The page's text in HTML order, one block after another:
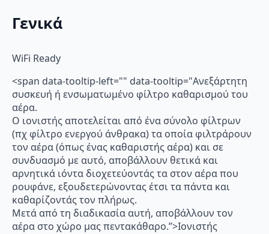
Γενικά
WiFi Ready
<span data-tooltip-left="" data-tooltip="Ανεξάρτητη
συσκευή ή ενσωματωμένο φίλτρο καθαρισμού του
αέρα.
Ο ιονιστής αποτελείται από ένα σύνολο φίλτρων
(πχ φίλτρο ενεργού άνθρακα) τα οποία φιλτράρουν
τον αέρα (όπως ένας καθαριστής αέρα) και σε
συνδυασμό με αυτό, αποβάλλουν θετικά και
αρνητικά ιόντα διοχετεύοντάς τα στον αέρα που
ρουφάνε, εξουδετερώνοντας έτσι τα πάντα και
καθαρίζοντάς τον πλήρως.
Μετά από τη διαδικασία αυτή, αποβάλλουν τον
αέρα στο χώρο μας πεντακάθαρο.”>Ιονιστής